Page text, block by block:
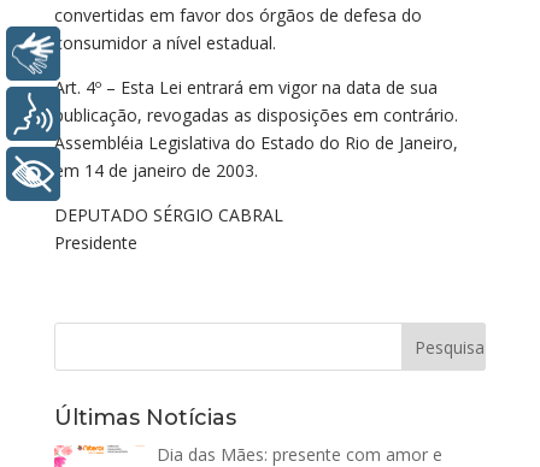
convertidas em favor dos órgãos de defesa do
consumidor a nível estadual.
Art. 4º – Esta Lei entrará em vigor na data de sua
publicação, revogadas as disposições em contrário.
Assembléia Legislativa do Estado do Rio de Janeiro,
em 14 de janeiro de 2003.
DEPUTADO SÉRGIO CABRAL
Presidente
Últimas Notícias
Dia das Mães: presente com amor e
Libras
Voz
+ Acessibilidade